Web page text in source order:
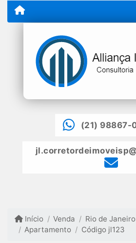
(21) 98867-
Início Venda
Rio de
Apartamento
Código jl123